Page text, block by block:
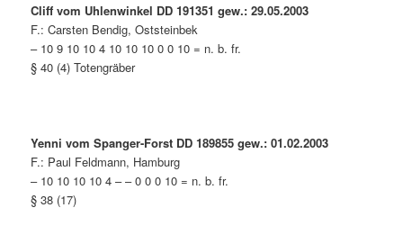
Cliff vom Uhlenwinkel DD 191351 gew.: 29.05.2003
F.: Carsten Bendig, Oststeinbek
– 10 9 10 10 4 10 10 10 0 0 10 = n. b. fr.
§ 40 (4) Totengräber
Yenni vom Spanger-Forst DD 189855 gew.: 01.02.2003
F.: Paul Feldmann, Hamburg
– 10 10 10 10 4 – – 0 0 0 10 = n. b. fr.
§ 38 (17)